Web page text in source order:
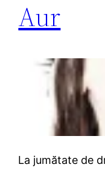
Aur
La jumătate de